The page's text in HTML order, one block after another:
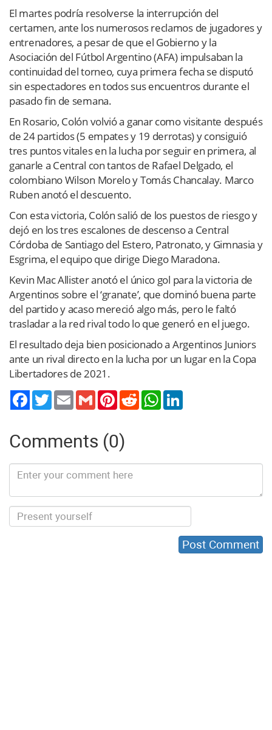
El martes podría resolverse la interrupción del
certamen, ante los numerosos reclamos de jugadores y
entrenadores, a pesar de que el Gobierno y la
Asociación del Fútbol Argentino (AFA) impulsaban la
continuidad del torneo, cuya primera fecha se disputó
sin espectadores en todos sus encuentros durante el
pasado fin de semana.
En Rosario, Colón volvió a ganar como visitante después
de 24 partidos (5 empates y 19 derrotas) y consiguió
tres puntos vitales en la lucha por seguir en primera, al
ganarle a Central con tantos de Rafael Delgado, el
colombiano Wilson Morelo y Tomás Chancalay. Marco
Ruben anotó el descuento.
Con esta victoria, Colón salió de los puestos de riesgo y
dejó en los tres escalones de descenso a Central
Córdoba de Santiago del Estero, Patronato, y Gimnasia y
Esgrima, el equipo que dirige Diego Maradona.
Kevin Mac Allister anotó el único gol para la victoria de
Argentinos sobre el ‘granate’, que dominó buena parte
del partido y acaso mereció algo más, pero le faltó
trasladar a la red rival todo lo que generó en el juego.
El resultado deja bien posicionado a Argentinos Juniors
ante un rival directo en la lucha por un lugar en la Copa
Libertadores de 2021.
TwitterEmail Gmail PinterestReddit WhatsApp
Comments (0)